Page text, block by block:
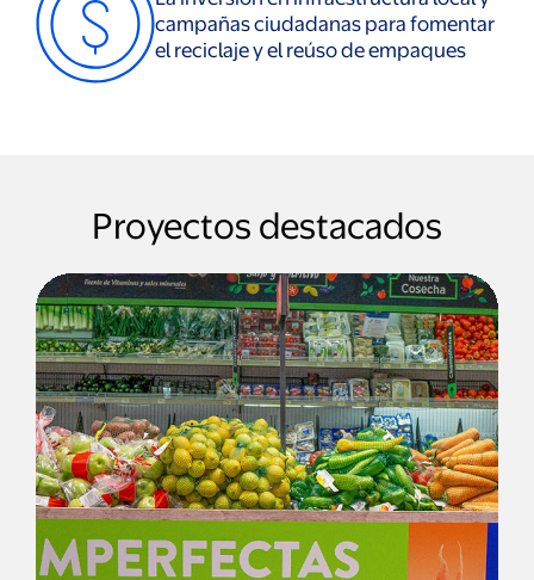
campañas ciudadanas para fomentar
el reciclaje y el reúso de empaques
Proyectos destacados